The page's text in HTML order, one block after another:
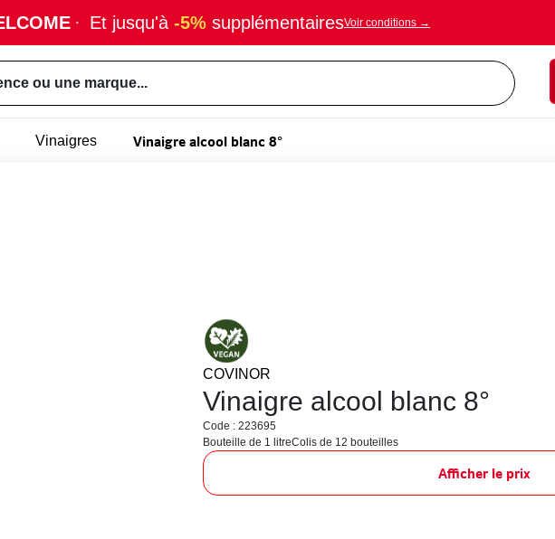
· Et jusqu'à -5% supplémentairesVoir conditions →
ou une marque...
Vinaigres Vinaigre alcool blanc 8°
COVINOR
Vinaigre alcool blanc 8°
Code : 223695
Bouteille de 1 litreColis de 12 bouteilles
Afficher le prix